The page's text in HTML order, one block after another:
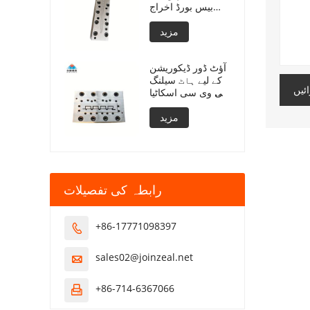
بیس بورڈ اخراج
سڑنا
مزید
آؤٹ ڈور ڈیکوریشن
کے لیے ہاٹ سیلنگ
پی وی سی اسکاٹیا
ایکسٹروژن مولڈنگ
مزید
رابطہ کی تفصیلات
 +86-17771098397
 sales02@joinzeal.net
 +86-714-6367066